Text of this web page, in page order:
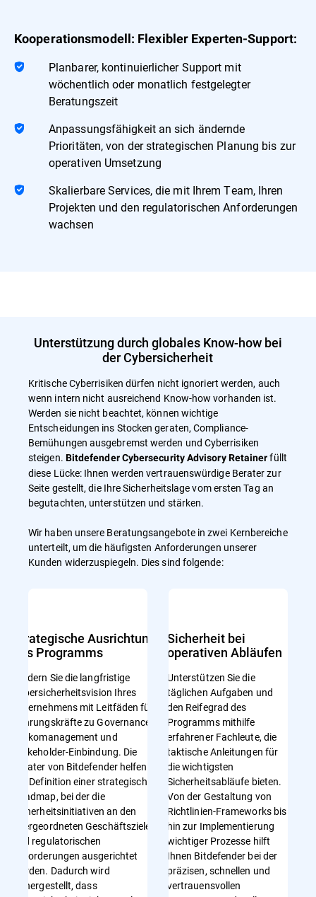
Kooperationsmodell: Flexibler Experten-Support:
Planbarer, kontinuierlicher Support mit
wöchentlich oder monatlich festgelegter
Beratungszeit
Anpassungsfähigkeit an sich ändernde
Prioritäten, von der strategischen Planung bis zur
operativen Umsetzung
Skalierbare Services, die mit Ihrem Team, Ihren
Projekten und den regulatorischen Anforderungen
wachsen
Unterstützung durch globales Know-how bei
der Cybersicherheit
Kritische Cyberrisiken dürfen nicht ignoriert werden, auch
wenn intern nicht ausreichend Know-how vorhanden ist.
Werden sie nicht beachtet, können wichtige
Entscheidungen ins Stocken geraten, Compliance-
Bemühungen ausgebremst werden und Cyberrisiken
steigen. Bitdefender Cybersecurity Advisory Retainerfüllt
diese Lücke: Ihnen werden vertrauenswürdige Berater zur
Seite gestellt, die Ihre Sicherheitslage vom ersten Tag an
begutachten, unterstützen und stärken.
Wir haben unsere Beratungsangebote in zwei Kernbereiche
unterteilt, um die häufigsten Anforderungen unserer
Kunden widerzuspiegeln. Dies sind folgende:
Strategische Ausrichtung
des Programms
Fördern Sie die langfristige
Cybersicherheitsvision Ihres
Unternehmens mit Leitfäden für
Führungskräfte zu Governance,
Risikomanagement und
Stakeholder-Einbindung. Die
Berater von Bitdefender helfen bei
der Definition einer strategischen
Roadmap, bei der die
Sicherheitsinitiativen an den
übergeordneten Geschäftszielen
und regulatorischen
Anforderungen ausgerichtet
werden. Dadurch wird
sichergestellt, dass
Sicherheit bei
operativen Abläufen
Unterstützen Sie die
täglichen Aufgaben und
den Reifegrad des
Programms mithilfe
erfahrener Fachleute, die
taktische Anleitungen für
die wichtigsten
Sicherheitsabläufe bieten.
Von der Gestaltung von
Richtlinien-Frameworks bis
hin zur Implementierung
wichtiger Prozesse hilft
Ihnen Bitdefender bei der
präzisen, schnellen und
vertrauensvollen